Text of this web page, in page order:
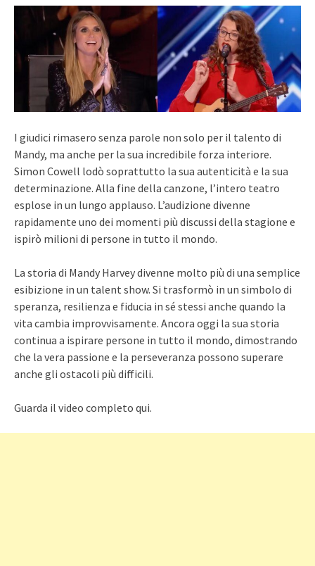
I giudici rimasero senza parole non solo per il talento di
Mandy, ma anche per la sua incredibile forza interiore.
Simon Cowell lodò soprattutto la sua autenticità e la sua
determinazione. Alla fine della canzone, l’intero teatro
esplose in un lungo applauso. L’audizione divenne
rapidamente uno dei momenti più discussi della stagione e
ispirò milioni di persone in tutto il mondo.
La storia di Mandy Harvey divenne molto più di una semplice
esibizione in un talent show. Si trasformò in un simbolo di
speranza, resilienza e fiducia in sé stessi anche quando la
vita cambia improvvisamente. Ancora oggi la sua storia
continua a ispirare persone in tutto il mondo, dimostrando
che la vera passione e la perseveranza possono superare
anche gli ostacoli più difficili.
Guarda il video completo qui.